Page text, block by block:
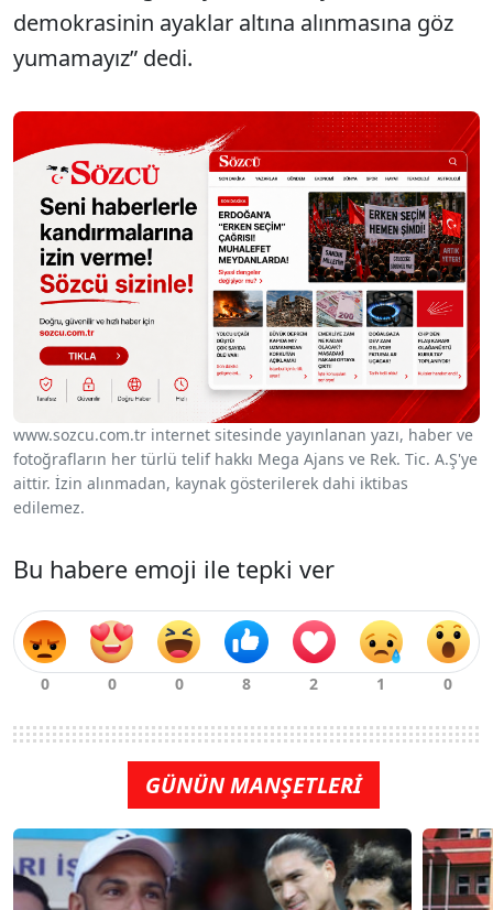
demokrasinin ayaklar altına alınmasına göz
yumamayız” dedi.
www.sozcu.com.tr internet sitesinde yayınlanan yazı, haber ve
fotoğrafların her türlü telif hakkı Mega Ajans ve Rek. Tic. A.Ş'ye
aittir. İzin alınmadan, kaynak gösterilerek dahi iktibas
edilemez.
Bu habere emoji ile tepki ver
GÜNÜN MANŞETLERİ